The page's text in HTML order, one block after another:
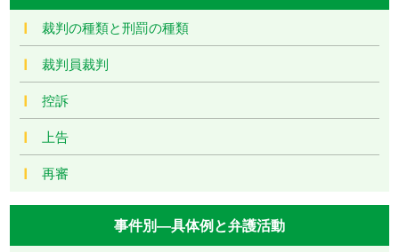
裁判の種類と刑罰の種類
裁判員裁判
控訴
上告
再審
事件別―具体例と弁護活動